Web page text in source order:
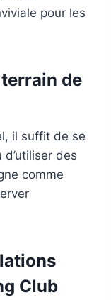
pour les
de
il suffit de se
des
comme
Club